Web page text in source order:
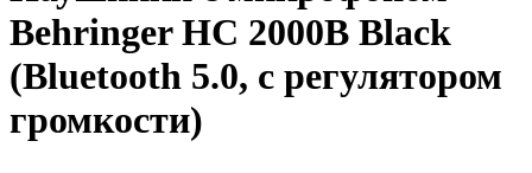
Behringer HC 2000B Black
(Bluetooth 5.0, с регулятором
громкости)